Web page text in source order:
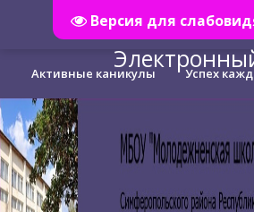
Версия для
menu
Активные каникулы Успех
Дистанционное обучение
Правила приема